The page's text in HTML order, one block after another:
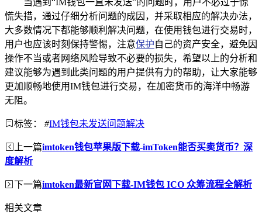
当遇到“IM钱包一直未发送”的问题时，用户不必过于惊
慌失措，通过仔细分析问题的成因，并采取相应的解决办法，
大多数情况下都能够顺利解决问题，在使用钱包进行交易时，
用户也应该时刻保持警惕，注意保护自己的资产安全，避免因
操作不当或者网络风险导致不必要的损失，希望以上的分析和
建议能够为遇到此类问题的用户提供有力的帮助，让大家能够
更加顺畅地使用IM钱包进行交易，在加密货币的海洋中畅游
无阻。
标签： #IM钱包未发送问题解决
上一篇imtoken钱包苹果版下载-imToken能否买卖货币？深
度解析
下一篇imtoken最新官网下载-IM钱包 ICO 众筹流程全解析
相关文章